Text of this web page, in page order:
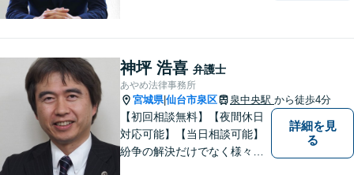
決ができるよう、サポートい
たします。ぜひ一度ご相談く
ださい。
神坪 浩喜 弁護士
あやめ法律事務所
宮城県|仙台市泉区 泉中央駅 から徒歩4分
【初回相談無料】【夜間休日
対応可能】【当日相談可能】
紛争の解決だけでなく様々な
詳細を見
る